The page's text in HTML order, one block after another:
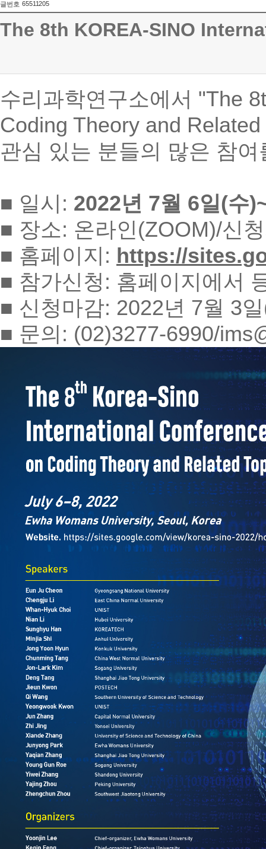
글번호 65511205
The 8th KOREA-SINO
수리과학연구소에서 "The
Coding Theory and
관심 있는 분들의 많은 참
■ 일시: 2022년 7월 6일(수
■ 장소: 온라인(ZOOM)/신
■ 홈페이지: https://
■ 참가신청: 홈페이지에서
■ 신청마감: 2022년 7월 3
■ 문의: (02)3277-6990/